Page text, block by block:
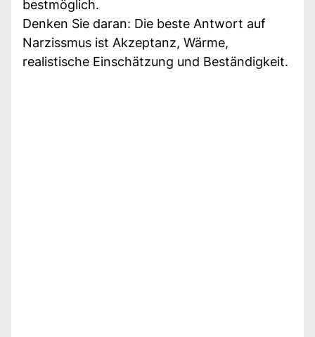
bestmöglich.
Denken Sie daran: Die beste Antwort auf
Narzissmus ist Akzeptanz, Wärme,
realistische Einschätzung und Beständigkeit.